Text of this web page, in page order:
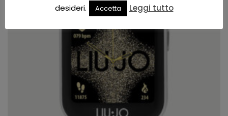
desideri.
Accetta Leggi tutto